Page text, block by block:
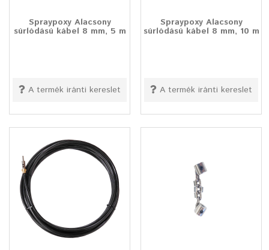
Spraypoxy Alacsony
súrlódású kábel 8 mm, 5 m
A termék iránti kereslet
Spraypoxy Alacsony
súrlódású kábel 8 mm, 10 m
A termék iránti kereslet